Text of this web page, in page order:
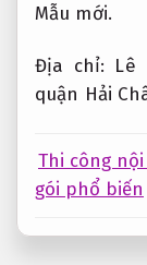
Mẫu mới.
Địa chỉ: Lê
quận Hải
Thi công
gói phổ biến